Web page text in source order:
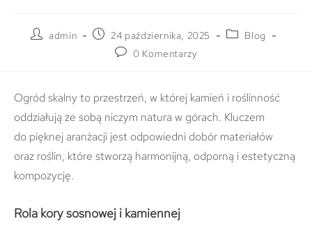
admin 24 października, 2025
Blog
0 Komentarzy
Ogród skalny to przestrzeń, w której kamień i roślinność
oddziałują ze sobą niczym natura w górach. Kluczem
do pięknej aranżacji jest odpowiedni dobór materiałów
oraz roślin, które stworzą harmonijną, odporną i estetyczną
kompozycję.
Rola kory sosnowej i kamiennej